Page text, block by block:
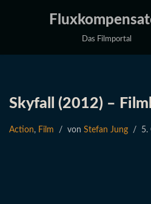
Das Filmportal
Skyfall (2012) –
Action, Film von Stefan Jung 5.